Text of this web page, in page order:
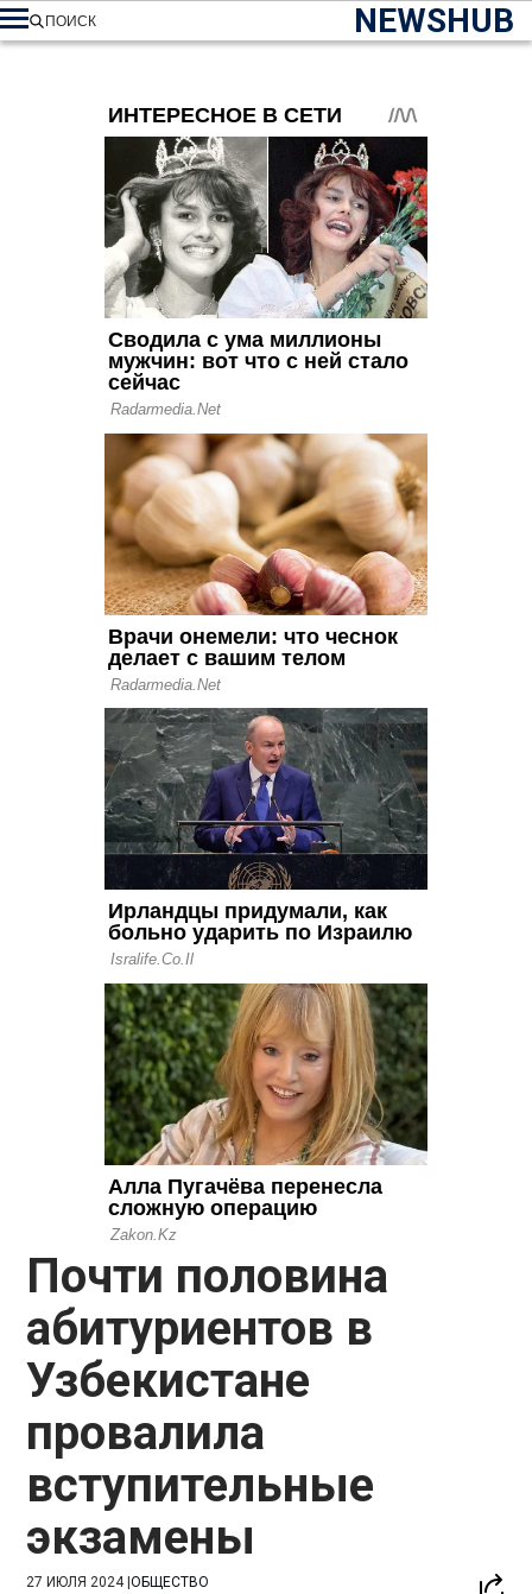
NEWSHUB
ПОИСК
Почти половина
абитуриентов в
Узбекистане
провалила
вступительные
экзамены
27 ИЮЛЯ 2024|ОБЩЕСТВО